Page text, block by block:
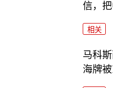
信，
相关
马科
海牌